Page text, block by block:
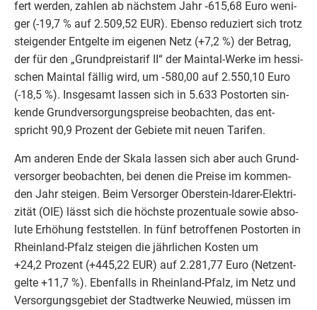
fert wer­den, zah­len ab nächs­tem Jahr ‑615,68 Euro weni­
ger (-19,7 % auf 2.509,52 EUR). Eben­so redu­ziert sich trotz
stei­gen­der Ent­gel­te im eige­nen Netz (+7,2 %) der Betrag,
der für den „Grund­preis­ta­rif
“ der Main­tal-Wer­ke im hes­si­
schen Main­tal fäl­lig wird, um ‑580,00 auf 2.550,10 Euro
(-18,5 %). Ins­ge­samt las­sen sich in 5.633 Postor­ten sin­
ken­de Grund­ver­sor­gungs­prei­se beob­ach­ten, das ent­
spricht 90,9 Pro­zent der Gebie­te mit neu­en Tarifen.
Am ande­ren Ende der Ska­la las­sen sich aber auch Grund­
ver­sor­ger beob­ach­ten, bei denen die Prei­se im kom­men­
den Jahr stei­gen. Beim Ver­sor­ger Ober­stein-Ida­rer-Elek­tri­
zi­tät (OIE) lässt sich die höchs­te pro­zen­tua­le sowie abso­
lu­te Erhö­hung fest­stel­len. In fünf betrof­fe­nen Postor­ten in
Rhein­land-Pfalz stei­gen die jähr­li­chen Kos­ten um
+24,2 Pro­zent (+445,22 EUR) auf 2.281 ,77 Euro (Netz­ent­
gel­te +11 ,7 %). Eben­falls in Rhein­land-Pfalz, im Netz und
Ver­sor­gungs­ge­biet der Stadt­wer­ke Neu­wied, müs­sen im